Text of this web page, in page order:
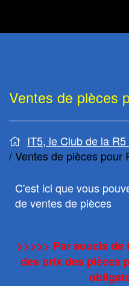
contenu
Ventes de pièces
IT5, le Club de la R5
Ventes de pièces pour
C'est ici que vous
de ventes de pièces
>>>>> Par soucis
des prix des pièces